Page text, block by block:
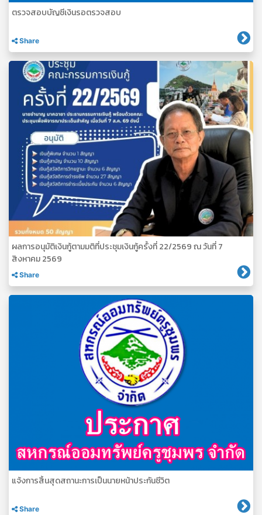
ตรวจสอบบัญชีเงินรอตรวจสอบ
Share
ผลการอนุมัติเงินกู้ตามมติที่ประชุมเงินกู้ครั้งที่ 22/2569 ณ วันที่ 7
สิงหาคม 2569
Share
แจ้งการสิ้นสุดสถานะการเป็นนายหน้าประกันชีวิต
Share